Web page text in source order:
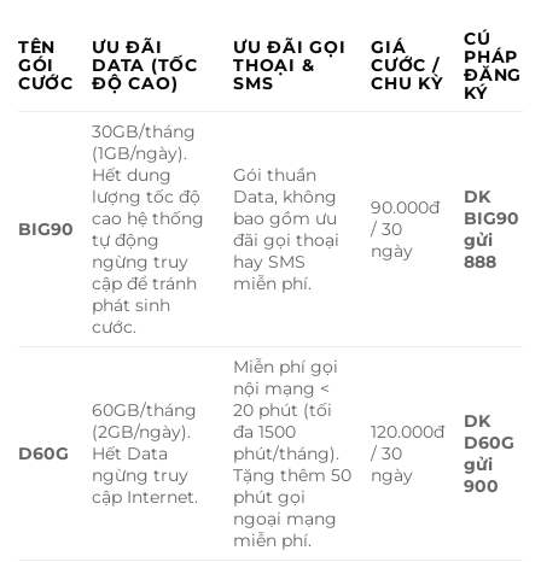
TÊN
GÓI
CƯỚC
ƯU ĐÃI
DATA (TỐC
ĐỘ CAO)
ƯU ĐÃI GỌI
THOẠI &
SMS
GIÁ
CƯỚC /
CHU KỲ
CÚ
PHÁP
ĐĂNG
KÝ
BIG90
30GB/tháng
(1GB/ngày).
Hết dung
lượng tốc độ
cao hệ thống
tự động
ngừng truy
cập để tránh
phát sinh
cước.
Gói thuần
Data, không
bao gồm ưu
đãi gọi thoại
hay SMS
miễn phí.
90.000đ
/ 30
ngày
DK
BIG90
gửi
888
D60G
60GB/tháng
(2GB/ngày).
Hết Data
ngừng truy
cập Internet.
Miễn phí gọi
nội mạng <
20 phút (tối
đa 1500
phút/tháng).
Tặng thêm 50
phút gọi
ngoại mạng
miễn phí.
120.000đ
/ 30
ngày
DK
D60G
gửi
900